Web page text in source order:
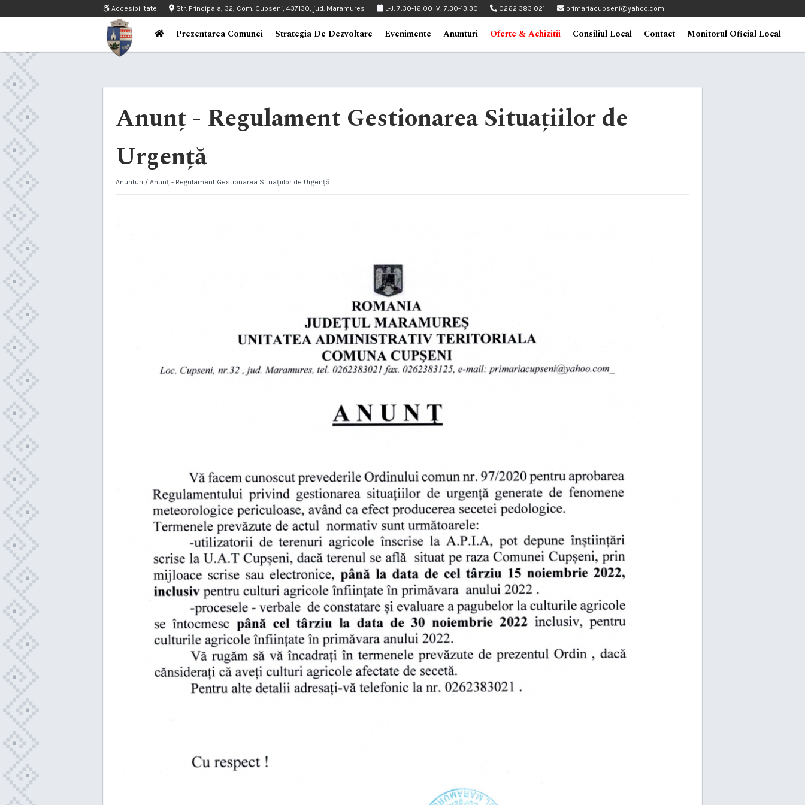
Accesibilitate Str. Principala, 32, Com. Cupseni, 437130, jud. Maramures L-J: 7:30-16:00 V: 7:30-13:30 0262 383 021 primariacupseni@yahoo.com
Prezentarea Comunei Strategia De Dezvoltare Evenimente Anunturi Oferte & Achizitii Consiliul Local Contact Monitorul Oficial Local
Anunț - Regulament Gestionarea Situațiilor de
Urgență
Anunturi / Anunț - Regulament Gestionarea Situațiilor de Urgență